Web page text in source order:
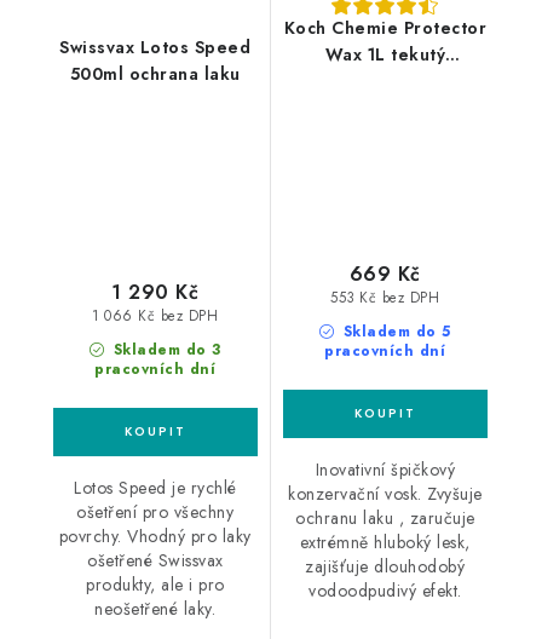
Swissvax Lotos Speed
500ml ochrana laku
Skladem do 3
pracovních dní
1 066 Kč bez DPH
1 290 Kč
Lotos Speed je rychlé
ošetření pro všechny
povrchy. Vhodný pro laky
ošetřené Swissvax
produkty, ale i pro
neošetřené laky.
Koch Chemie Protector
Wax 1L tekutý
Skladem do 5
pracovních dní
553 Kč bez DPH
669 Kč
Inovativní špičkový
konzervační vosk. Zvyšuje
ochranu laku , zaručuje
extrémně hluboký lesk,
zajišťuje dlouhodobý
vodoodpudivý efekt.